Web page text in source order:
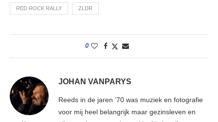
RED ROCK RALLY ZLDR
0
JOHAN VANPARYS
Reeds in de jaren ’70 was muziek en fotografie
voor mij heel belangrijk maar gezinsleven en